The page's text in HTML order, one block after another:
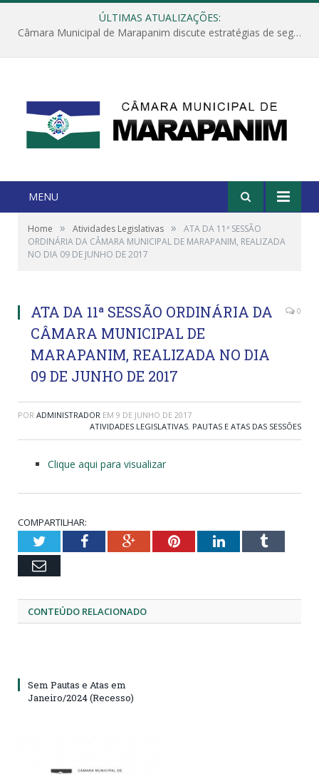
ÚLTIMAS ATUALIZAÇÕES:
Câmara Municipal de Marapanim discute estratégias de segurança com autoridades e poder executivo
MENU
Home » Atividades Legislativas »
ATA DA 11ª SESSÃO
ORDINÁRIA DA CÂMARA MUNICIPAL DE MARAPANIM, REALIZADA
NO DIA 09 DE JUNHO DE 2017
ATA DA 11ª SESSÃO ORDINÁRIA DA
CÂMARA MUNICIPAL DE
MARAPANIM, REALIZADA NO DIA
09 DE JUNHO DE 2017
0
POR ADMINISTRADOR EM 9 DE JUNHO DE 2017
ATIVIDADES LEGISLATIVAS, PAUTAS E ATAS DAS SESSÕES
Clique aqui para visualizar
COMPARTILHAR:
TwitterFacebookGoogle+PinterestLinkedInTumblr
Email
CONTEÚDO RELACIONADO
Sem Pautas e Atas em
Janeiro/2024 (Recesso)